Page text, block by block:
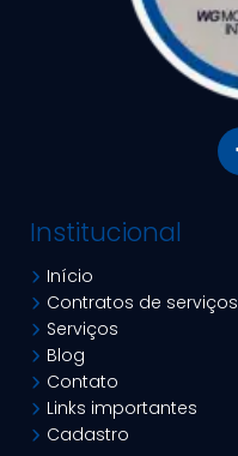
Institucional
Início
Contratos de serviços
Serviços
Blog
Contato
Links importantes
Cadastro